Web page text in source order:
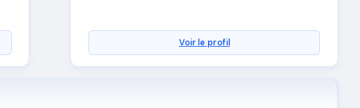
Voir le profil